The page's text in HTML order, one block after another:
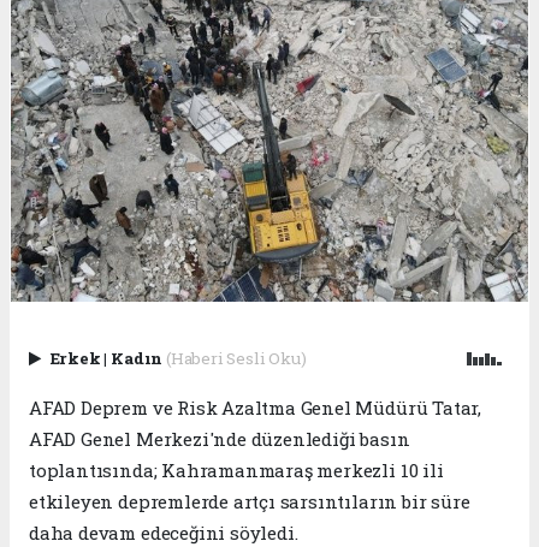
Erkek| Kadın (Haberi Sesli Oku)
AFAD Deprem ve Risk Azaltma Genel Müdürü Tatar,
AFAD Genel Merkezi'nde düzenlediği basın
toplantısında; Kahramanmaraş merkezli 10 ili
etkileyen depremlerde artçı sarsıntıların bir süre
daha devam edeceğini söyledi.